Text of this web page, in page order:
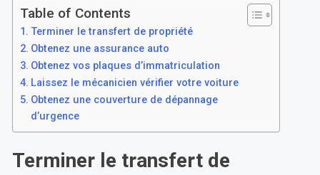
Table of Contents
Terminer le transfert de propriété
Obtenez une assurance auto
Obtenez vos plaques d’immatriculation
Laissez le mécanicien vérifier votre voiture
Obtenez une couverture de dépannage
d’urgence
Terminer le transfert de